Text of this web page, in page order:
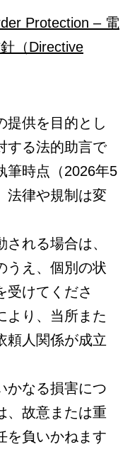
Protection – 電
（Directive
提供を目的とし
する法的助言で
筆時点（2026年5
法律や規制は変
れる場合は、
うえ、個別の状
受けてくださ
より、当所また
頼人関係が成立
かなる損害につ
、故意または重
を負いかねます